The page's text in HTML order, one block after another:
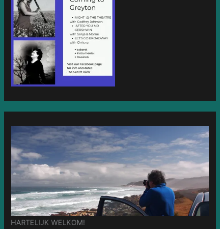
HARTELIJK WELKOM!